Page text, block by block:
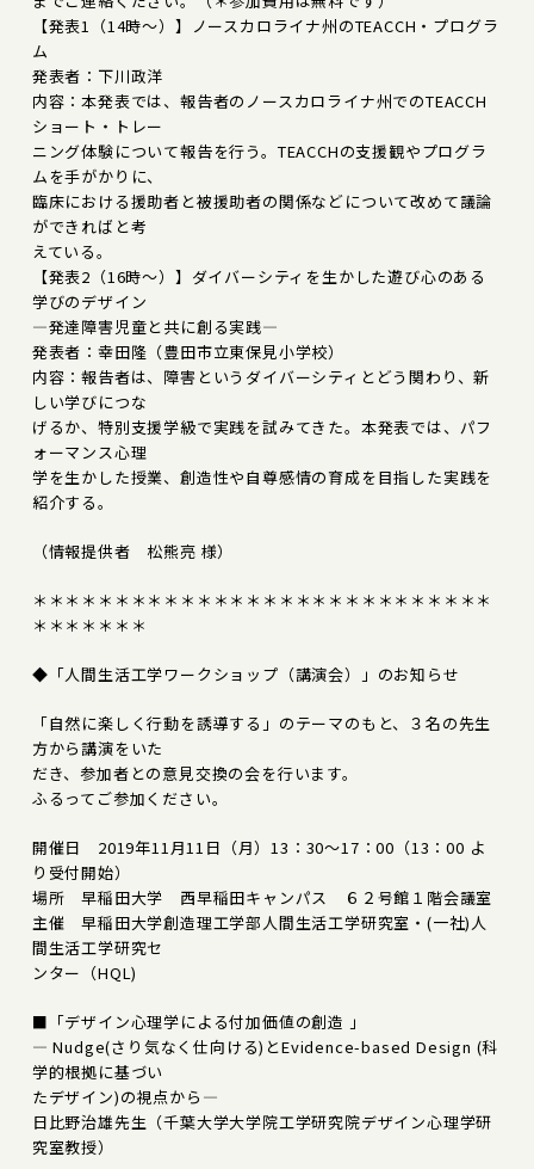
【発表1（14時～）】ノースカロライナ州のTEACCH・プログラ
ム
発表者：下川政洋
内容：本発表では、報告者のノースカロライナ州でのTEACCH
ショート・トレー
ニング体験について報告を行う。TEACCHの支援観やプログラ
ムを手がかりに、
臨床における援助者と被援助者の関係などについて改めて議論
ができればと考
えている。
【発表2（16時～）】ダイバーシティを生かした遊び心のある
学びのデザイン
―発達障害児童と共に創る実践―
発表者：幸田隆（豊田市立東保見小学校）
内容：報告者は、障害というダイバーシティとどう関わり、新
しい学びにつな
げるか、特別支援学級で実践を試みてきた。本発表では、パフ
ォーマンス心理
学を生かした授業、創造性や自尊感情の育成を目指した実践を
紹介する。
（情報提供者 松熊亮 様）
＊＊＊＊＊＊＊＊＊＊＊＊＊＊＊＊＊＊＊＊＊＊＊＊＊＊＊＊
＊＊＊＊＊＊＊
◆「人間生活工学ワークショップ（講演会）」のお知らせ
「自然に楽しく行動を誘導する」のテーマのもと、３名の先生
方から講演をいた
だき、参加者との意見交換の会を行います。
ふるってご参加ください。
開催日 2019年11月11日（月）13：30～17：00（13：00 よ
り受付開始）
場所 早稲田大学 西早稲田キャンパス ６２号館１階会議室
主催 早稲田大学創造理工学部人間生活工学研究室・(一社)人
間生活工学研究セ
ンター（HQL)
■「デザイン心理学による付加価値の創造 」
― Nudge(さり気なく仕向ける)とEvidence-based Design (科
学的根拠に基づい
たデザイン)の視点から―
日比野治雄先生（千葉大学大学院工学研究院デザイン心理学研
究室教授）